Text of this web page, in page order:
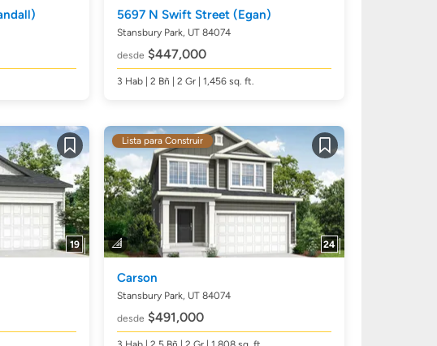
5697 N Swift Street (Egan)
Stansbury Park, UT 84074
desde $447,000
3 Hab| 2 Bñ | 2 Gr | 1,456 sq. ft.
Guardar
19
Guardar
24
Lista para Construir
Carson
Stansbury Park, UT 84074
desde $491,000